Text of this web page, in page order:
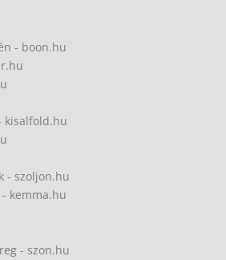
- boon.hu
kisalfold.hu
- szoljon.hu
kemma.hu
- szon.hu